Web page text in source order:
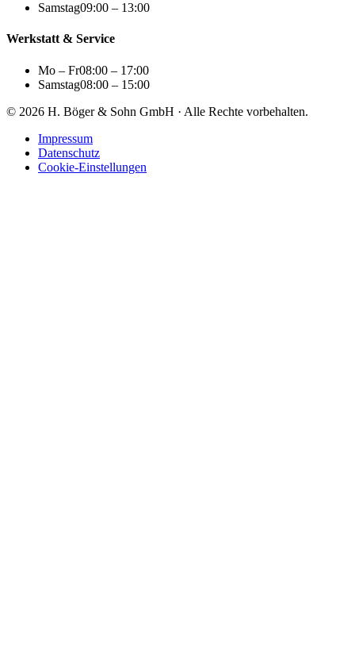
Samstag09:00 – 13:00
Werkstatt & Service
Mo – Fr08:00 – 17:00
Samstag08:00 – 15:00
© 2026 H. Böger & Sohn GmbH · Alle Rechte vorbehalten.
Impressum
Datenschutz
Cookie-Einstellungen